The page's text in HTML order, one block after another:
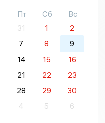
Пт Сб
Вс
31 1
2
7 8
9
14 15
16
21 22
23
28 29
30
4 5 6